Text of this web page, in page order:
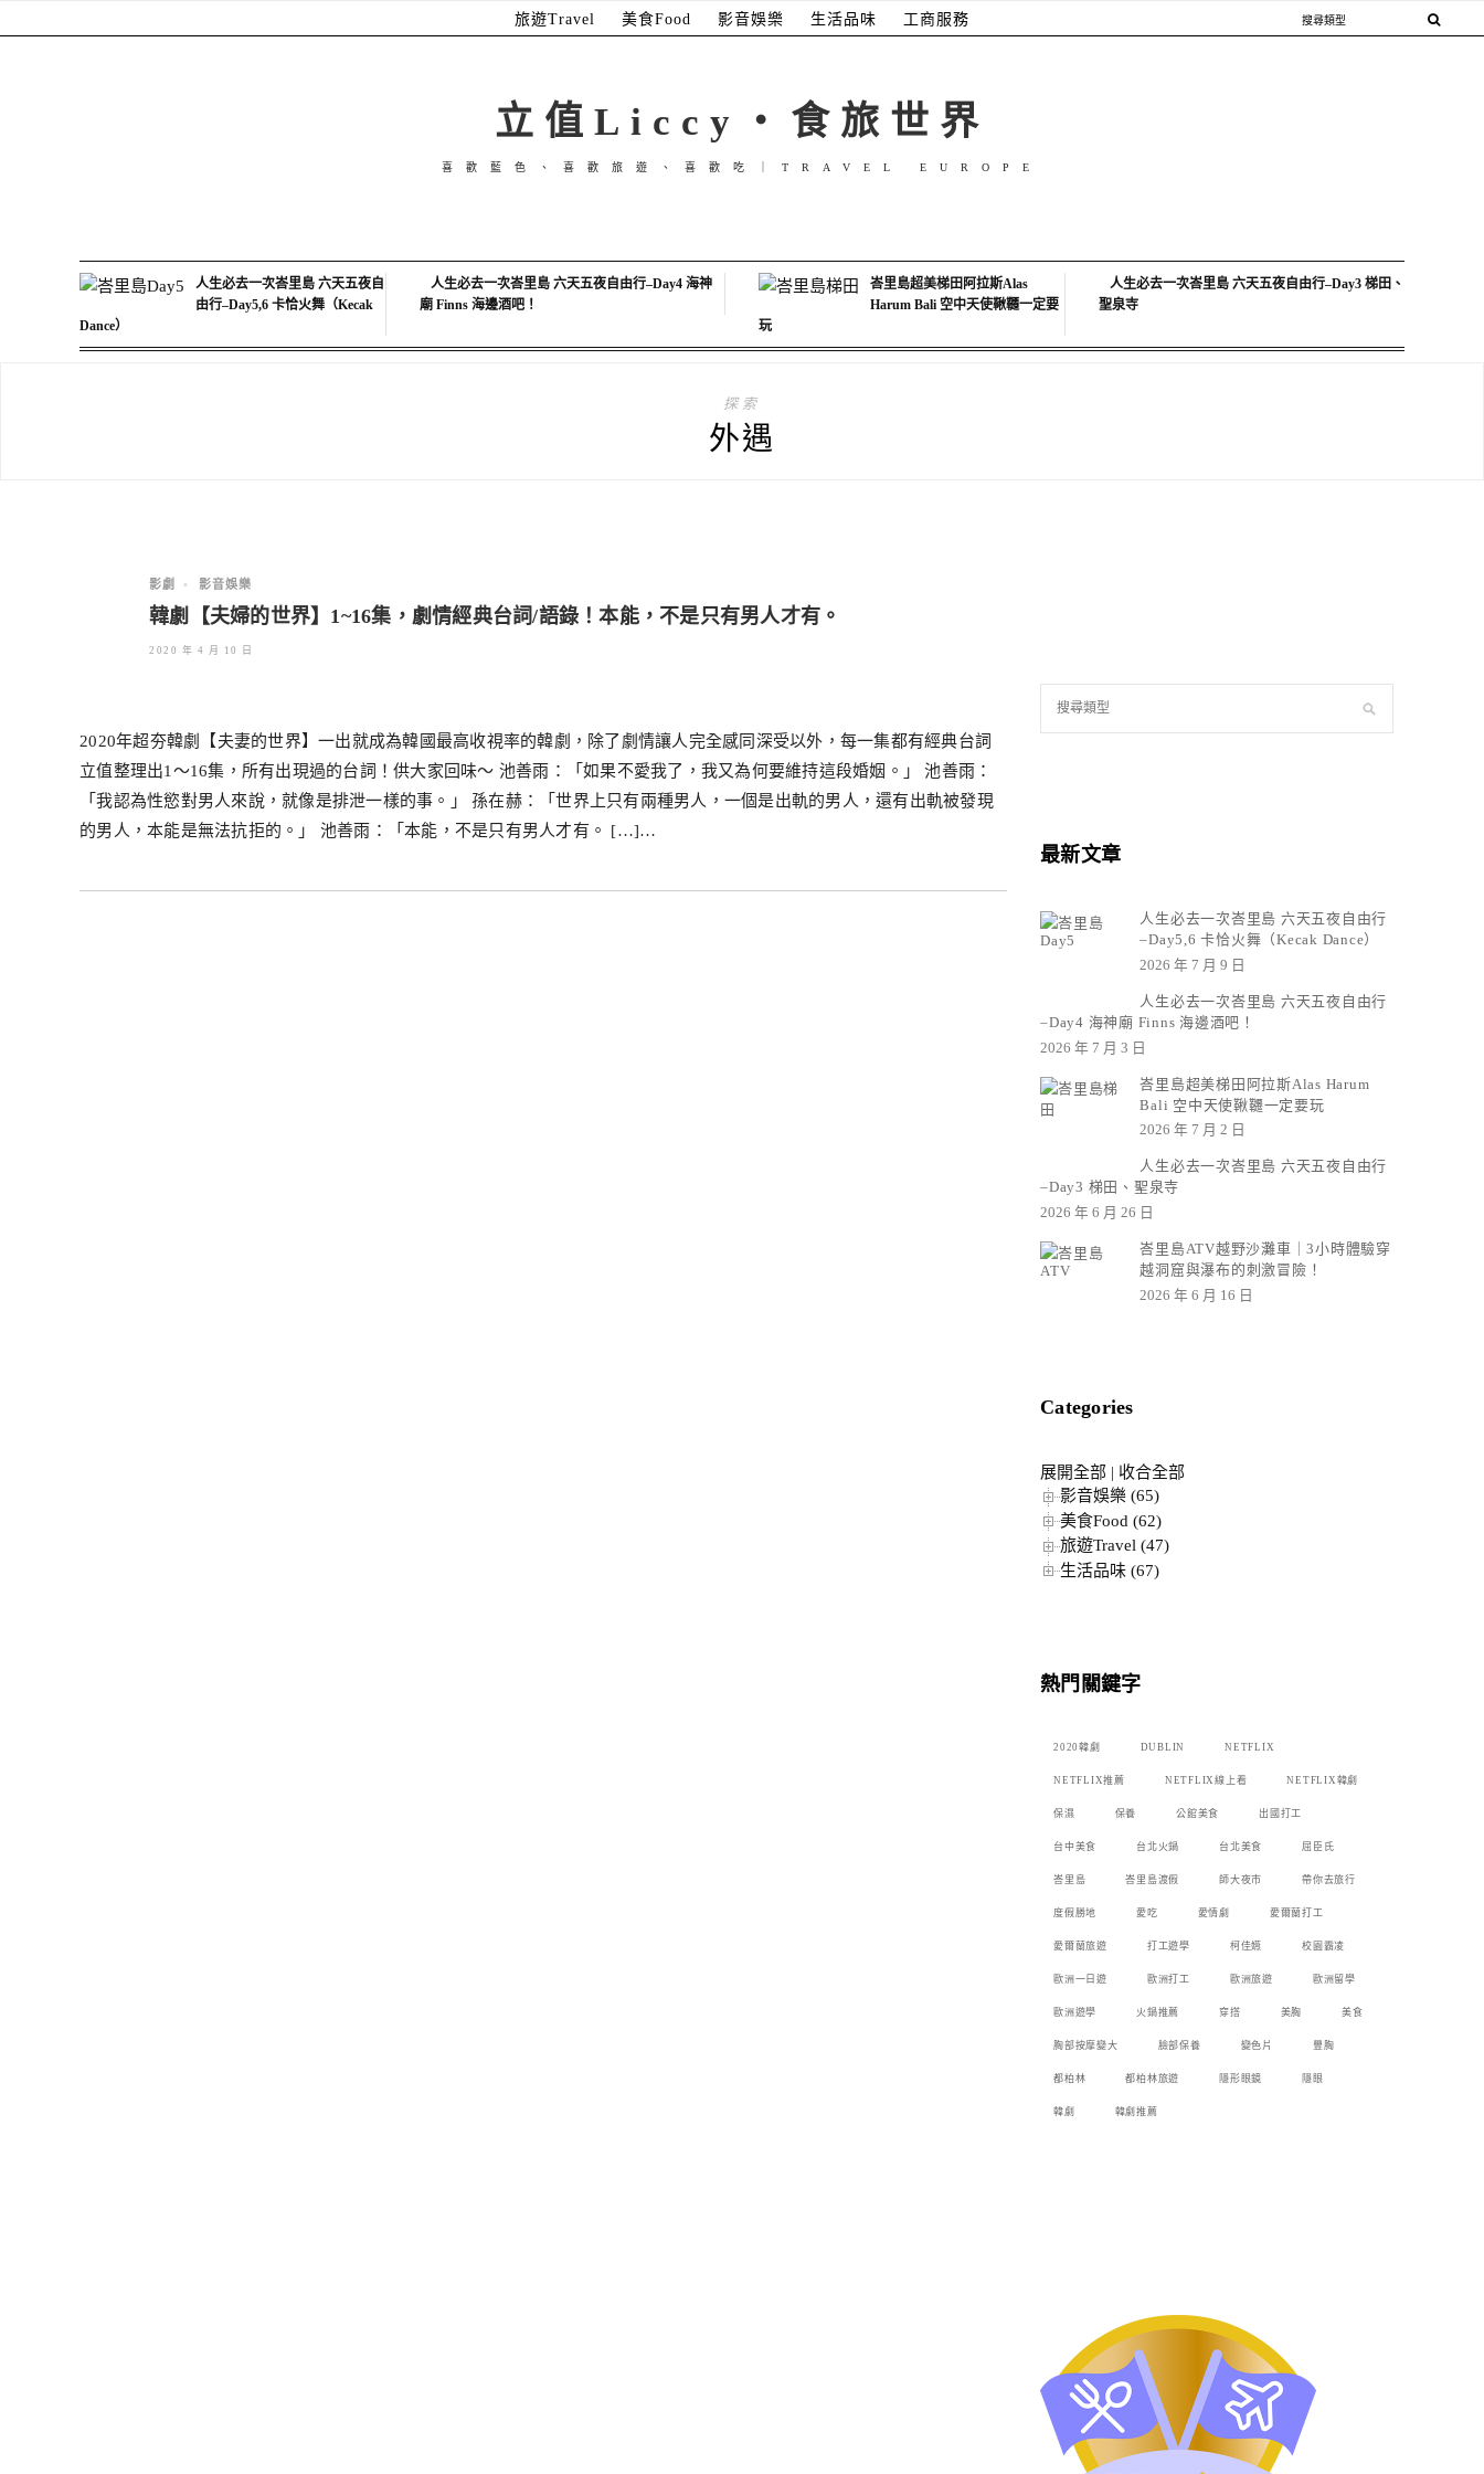
旅遊Travel 美食Food 影音娛樂 生活品味 工商服務
立值Liccy・食旅世界
喜歡藍色、喜歡旅遊、喜歡吃｜TRAVEL EUROPE
人生必去一次峇里島 六天五夜自
由行–Day5,6 卡恰火舞（Kecak
Dance）
人生必去一次峇里島 六天五夜自由行–Day4 海神
廟 Finns 海邊酒吧！
峇里島超美梯田阿拉斯Alas
Harum Bali 空中天使鞦韆一定要
玩
人生必去一次峇里島 六天五夜自由行–Day3 梯田、
聖泉寺
探索
外遇
影劇 • 影音娛樂
韓劇【夫婦的世界】1~16集，劇情經典台詞/語錄！本能，不是只有男人才有。
2020 年 4 月 10 日
2020年超夯韓劇【夫妻的世界】一出就成為韓國最高收視率的韓劇，除了劇情讓人完全感同深受以外，每一集都有經典台詞
立值整理出1～16集，所有出現過的台詞！供大家回味～ 池善雨：「如果不愛我了，我又為何要維持這段婚姻。」 池善雨：
「我認為性慾對男人來說，就像是排泄一樣的事。」 孫在赫：「世界上只有兩種男人，一個是出軌的男人，還有出軌被發現
的男人，本能是無法抗拒的。」 池善雨：「本能，不是只有男人才有。 […]…
最新文章
人生必去一次峇里島 六天五夜自由行
–Day5,6 卡恰火舞（Kecak Dance）
2026 年 7 月 9 日
人生必去一次峇里島 六天五夜自由行
–Day4 海神廟 Finns 海邊酒吧！
2026 年 7 月 3 日
峇里島超美梯田阿拉斯Alas Harum
Bali 空中天使鞦韆一定要玩
2026 年 7 月 2 日
人生必去一次峇里島 六天五夜自由行
–Day3 梯田、聖泉寺
2026 年 6 月 26 日
峇里島ATV越野沙灘車｜3小時體驗穿
越洞窟與瀑布的刺激冒險！
2026 年 6 月 16 日
Categories
展開全部 | 收合全部
影音娛樂 (65)
美食Food (62)
旅遊Travel (47)
生活品味 (67)
熱門關鍵字
2020韓劇 DUBLIN NETFLIX
NETFLIX推薦 NETFLIX線上看 NETFLIX韓劇
保濕 保養 公館美食 出國打工
台中美食 台北火鍋 台北美食 屈臣氏
峇里島 峇里島渡假 師大夜市 帶你去旅行
度假勝地 愛吃 愛情劇 愛爾蘭打工
愛爾蘭旅遊 打工遊學 柯佳嬿 校園霸凌
歐洲一日遊 歐洲打工 歐洲旅遊 歐洲留學
歐洲遊學 火鍋推薦 穿搭 美胸 美食
胸部按摩變大 臉部保養 變色片 豐胸
都柏林 都柏林旅遊 隱形眼鏡 隱眼
韓劇 韓劇推薦